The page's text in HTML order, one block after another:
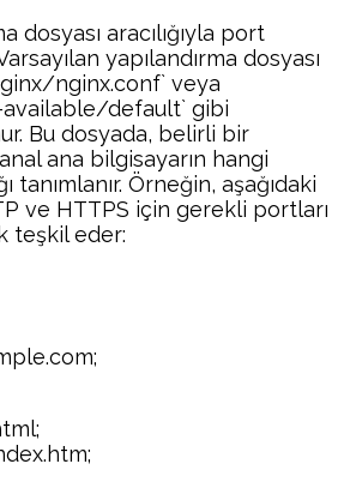
dosyası aracılığıyla port
yapılandırma dosyası
nginx.conf` veya
default` gibi
Bu dosyada, belirli bir
ana bilgisayarın hangi
tanımlanır. Örneğin, aşağıdaki
ve HTTPS için gerekli portları
teşkil eder: